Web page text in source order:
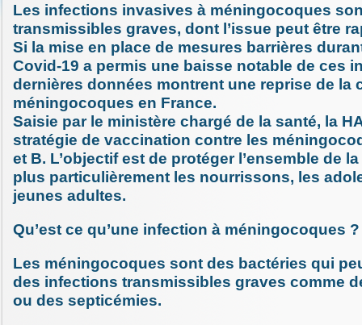
Les infections invasives à méningocoques
transmissibles graves, dont l’issue peut être
Si la mise en place de mesures barrières
Covid-19 a permis une baisse notable de ces
dernières données montrent une reprise de la
méningocoques en France.
Saisie par le ministère chargé de la santé, la
stratégie de vaccination contre les
et B. L’objectif est de protéger l’ensemble de
plus particulièrement les nourrissons, les
jeunes adultes.
Qu’est ce qu’une infection à méningocoques ?
Les méningocoques sont des bactéries qui
des infections transmissibles graves comme
ou des septicémies.